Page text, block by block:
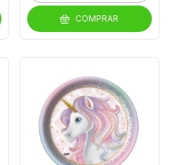
COMPRAR